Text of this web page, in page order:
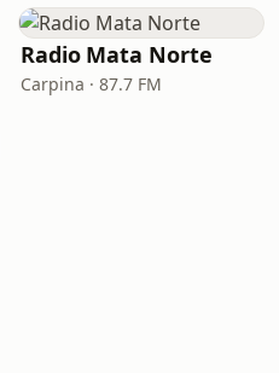
Radio Mata Norte
Carpina · 87.7 FM